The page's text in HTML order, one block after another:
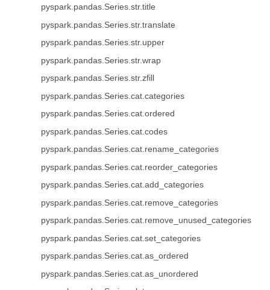
pyspark.pandas.Series.str.title
pyspark.pandas.Series.str.translate
pyspark.pandas.Series.str.upper
pyspark.pandas.Series.str.wrap
pyspark.pandas.Series.str.zfill
pyspark.pandas.Series.cat.categories
pyspark.pandas.Series.cat.ordered
pyspark.pandas.Series.cat.codes
pyspark.pandas.Series.cat.rename_categories
pyspark.pandas.Series.cat.reorder_categories
pyspark.pandas.Series.cat.add_categories
pyspark.pandas.Series.cat.remove_categories
pyspark.pandas.Series.cat.remove_unused_categories
pyspark.pandas.Series.cat.set_categories
pyspark.pandas.Series.cat.as_ordered
pyspark.pandas.Series.cat.as_unordered